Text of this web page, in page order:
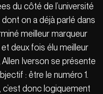
du côté de l’université
on a déjà parlé dans
meilleur marqueur
deux fois élu meilleur
Iverson se présente
: être le numéro 1.
donc logiquement